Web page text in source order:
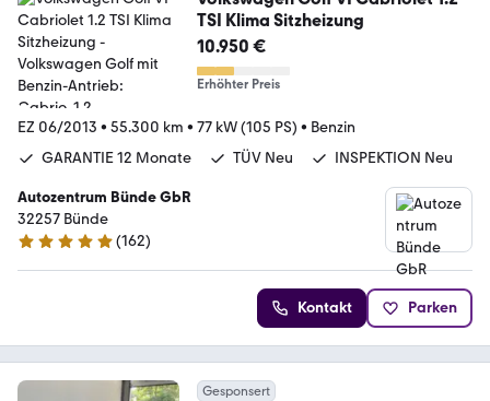
TSI Klima Sitzheizung
10.950 €
Erhöhter Preis
EZ 06/2013 • 55.300 km • 77 kW (105 PS) • Benzin
GARANTIE 12 Monate
TÜV Neu INSPEKTION Neu
Autozentrum Bünde GbR
32257 Bünde
4.8 Sterne
(162)
Kontakt Parken
Gesponsert